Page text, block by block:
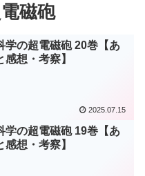
磁砲
学の超電磁砲 20巻【あ
感想・考察】
2025.07.15
学の超電磁砲 19巻【あ
感想・考察】